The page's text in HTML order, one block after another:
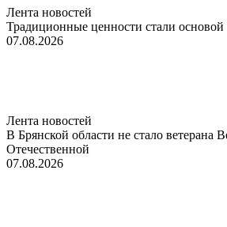
Лента новостей
Традиционные ценности стали основой
07.08.2026
Лента новостей
В Брянской области не стало ветерана
Отечественной
07.08.2026